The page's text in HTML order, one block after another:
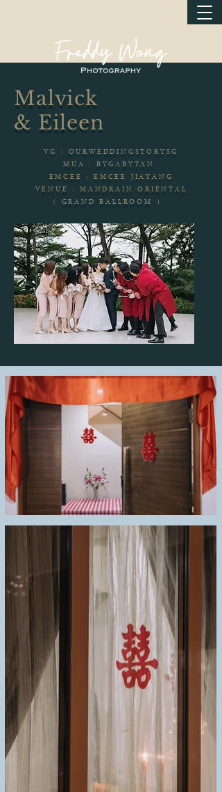
Malvick
& Eileen
VG : OURWEDDINGSTORYSG
MUA : BYGABYTAN
EMCEE : EMCEE JIAYANG
VENUE : MANDRAIN ORIENTAL
( GRAND BALLROOM )